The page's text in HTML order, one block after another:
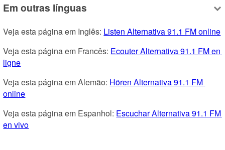
Em outras línguas
Veja esta página em Inglês: Listen Alternativa 91.1 FM online
Veja esta página em Francês: Ecouter Alternativa 91.1 FM en
ligne
Veja esta página em Alemão: Hören Alternativa 91.1 FM
online
Veja esta página em Espanhol: Escuchar Alternativa 91.1 FM
en vivo